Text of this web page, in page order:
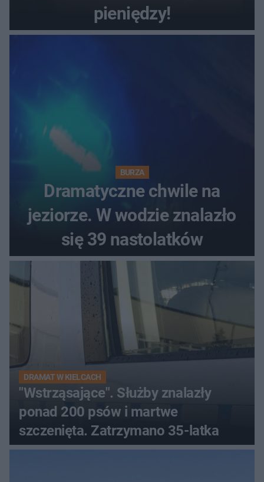
pieniędzy!
BURZA
Dramatyczne chwile na
jeziorze. W wodzie znalazło
się 39 nastolatków
DRAMAT W KIELCACH
"Wstrząsające". Służby znalazły
ponad 200 psów i martwe
szczenięta. Zatrzymano 35-latka